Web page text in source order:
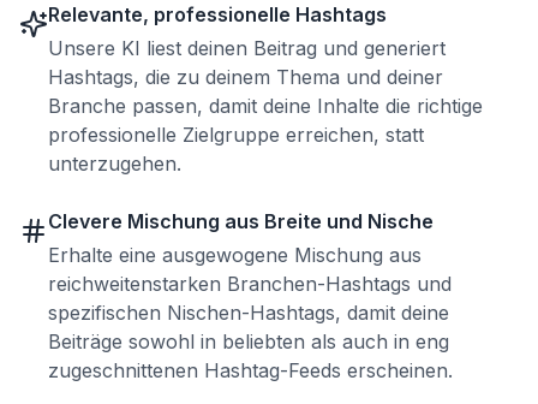
Relevante, professionelle Hashtags
Unsere KI liest deinen Beitrag und generiert
Hashtags, die zu deinem Thema und deiner
Branche passen, damit deine Inhalte die richtige
professionelle Zielgruppe erreichen, statt
unterzugehen.
Clevere Mischung aus Breite und Nische
Erhalte eine ausgewogene Mischung aus
reichweitenstarken Branchen-Hashtags und
spezifischen Nischen-Hashtags, damit deine
Beiträge sowohl in beliebten als auch in eng
zugeschnittenen Hashtag-Feeds erscheinen.